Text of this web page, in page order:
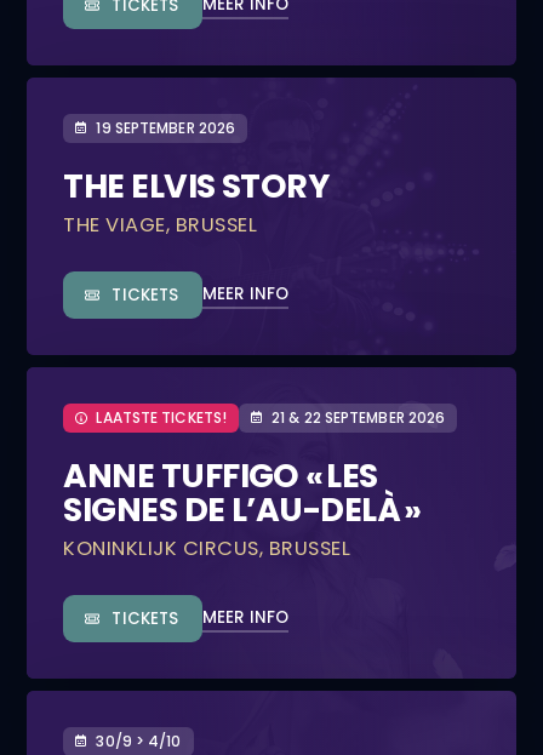
TICKETS
19 SEPTEMBER 2026
THE ELVIS STORY
THE VIAGE, BRUSSEL
TICKETS MEER INFO
LAATSTE TICKETS! 21 & 22 SEPTEMBER 2026
ANNE TUFFIGO « LES
SIGNES DE L’AU-DELÀ »
KONINKLIJK CIRCUS, BRUSSEL
TICKETS MEER INFO
30/9 > 4/10